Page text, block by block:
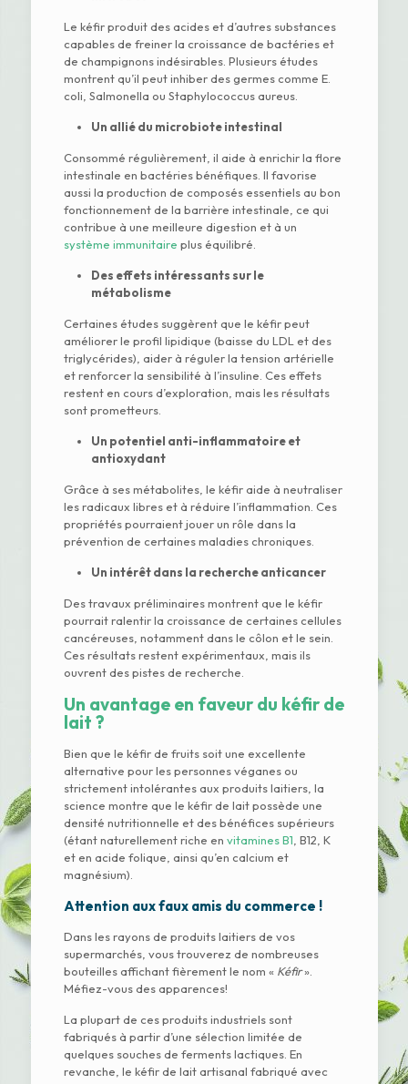
Le kéfir produit des acides et d’autres substances
capables de freiner la croissance de bactéries et
de champignons indésirables. Plusieurs études
montrent qu’il peut inhiber des germes comme E.
coli, Salmonella ou Staphylococcus aureus.
Un allié du microbiote intestinal
Consommé régulièrement, il aide à enrichir la flore
intestinale en bactéries bénéfiques. Il favorise
aussi la production de composés essentiels au bon
fonctionnement de la barrière intestinale, ce qui
contribue à une meilleure digestion et à un
système immunitaire plus équilibré.
Des effets intéressants sur le
métabolisme
Certaines études suggèrent que le kéfir peut
améliorer le profil lipidique (baisse du LDL et des
triglycérides), aider à réguler la tension artérielle
et renforcer la sensibilité à l’insuline. Ces effets
restent en cours d’exploration, mais les résultats
sont prometteurs.
Un potentiel anti-inflammatoire et
antioxydant
Grâce à ses métabolites, le kéfir aide à neutraliser
les radicaux libres et à réduire l’inflammation. Ces
propriétés pourraient jouer un rôle dans la
prévention de certaines maladies chroniques.
Un intérêt dans la recherche anticancer
Des travaux préliminaires montrent que le kéfir
pourrait ralentir la croissance de certaines cellules
cancéreuses, notamment dans le côlon et le sein.
Ces résultats restent expérimentaux, mais ils
ouvrent des pistes de recherche.
Un avantage en faveur du kéfir de
lait ?
Bien que le kéfir de fruits soit une excellente
alternative pour les personnes véganes ou
strictement intolérantes aux produits laitiers, la
science montre que le kéfir de lait possède une
densité nutritionnelle et des bénéfices supérieurs
(étant naturellement riche en vitamines B1 , B12, K
et en acide folique, ainsi qu’en calcium et
magnésium).
Attention aux faux amis du commerce !
Dans les rayons de produits laitiers de vos
supermarchés, vous trouverez de nombreuses
bouteilles affichant fièrement le nom « Kéfir».
Méfiez-vous des apparences!
La plupart de ces produits industriels sont
fabriqués à partir d’une sélection limitée de
quelques souches de ferments lactiques. En
revanche, le kéfir de lait artisanal fabriqué avec